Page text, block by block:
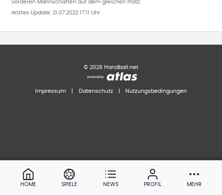
vorderen Mannschaften auf dem gleichen Platz.
letztes Update: 21.07.2022 17:11 Uhr
© 2026 Handball.net
Impressum Datenschutz Nutzungsbedingungen
HOME SPIELE NEWS PROFIL MEHR